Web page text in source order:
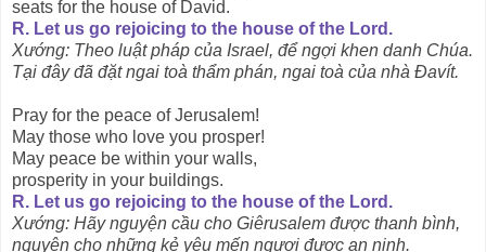
seats for the house of David.
R. Let us go rejoicing to the house of the Lord.
Xướng: Theo luật pháp của Israel, để ngợi khen danh Chúa.
Tại đây đã đặt ngai toà thẩm phán, ngai toà của nhà Ðavít.
Pray for the peace of Jerusalem!
May those who love you prosper!
May peace be within your walls,
prosperity in your buildings.
R. Let us go rejoicing to the house of the Lord.
Xướng: Hãy nguyện cầu cho Giêrusalem được thanh bình,
nguyện cho những kẻ yêu mến ngươi được an ninh.